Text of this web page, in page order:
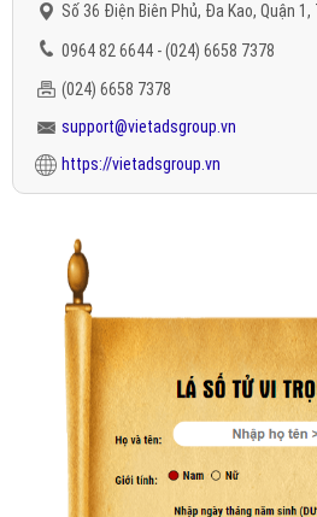
Số 36 Điện Biên Phủ, Đa Kao, Quận 1,
0964 82 6644 - (024) 6658 7378
(024) 6658 7378
support@vietadsgroup.vn
https://vietadsgroup.vn